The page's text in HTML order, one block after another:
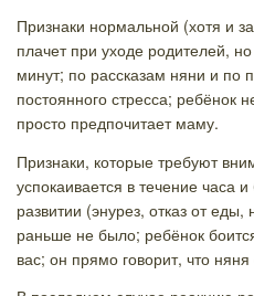
Признаки нормальной (хотя и
плачет при уходе родителей,
минут; по рассказам няни и по
постоянного стресса; ребёнок
просто предпочитает маму.
Признаки, которые требуют
успокаивается в течение часа
развитии (энурез, отказ от
раньше не было; ребёнок
вас; он прямо говорит, что